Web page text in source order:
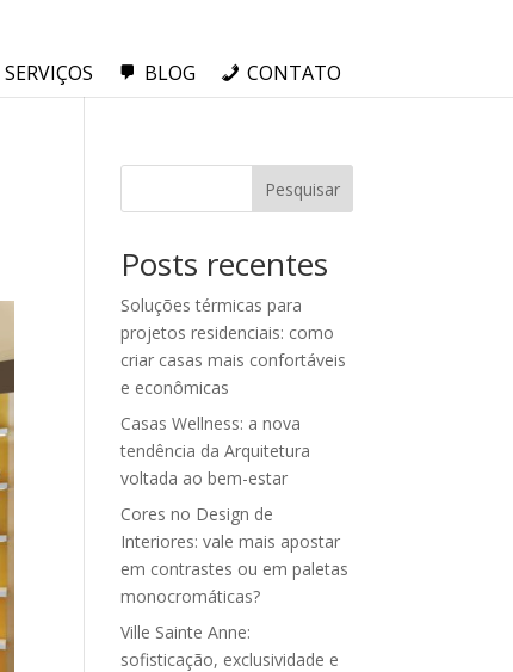
SERVIÇOS BLOG CONTATO
Pesquisar
Posts recentes
Soluções térmicas para
projetos residenciais: como
criar casas mais confortáveis
e econômicas
Casas Wellness: a nova
tendência da Arquitetura
voltada ao bem-estar
Cores no Design de
Interiores: vale mais apostar
em contrastes ou em paletas
monocromáticas?
Ville Sainte Anne:
sofisticação, exclusividade e